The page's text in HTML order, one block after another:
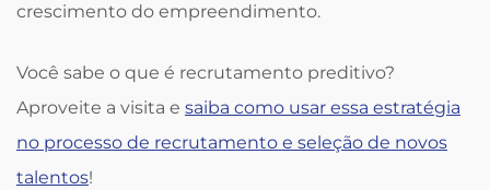
crescimento do empreendimento.
Você sabe o que é recrutamento preditivo?
Aproveite a visita e saiba como usar essa estratégia
no processo de recrutamento e seleção de novos
talentos!